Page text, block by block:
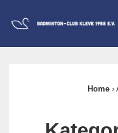
Zum
Home ›